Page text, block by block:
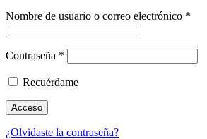
Nombre de usuario o correo electrónico *
Contraseña *
Recuérdame
Acceso
¿Olvidaste la contraseña?